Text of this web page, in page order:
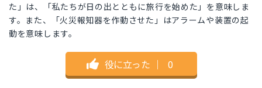
た」は、「私たちが日の出とともに旅行を始めた」を意味しま
す。また、「火災報知器を作動させた」はアラームや装置の起
動を意味します。
役に立った ｜ 0